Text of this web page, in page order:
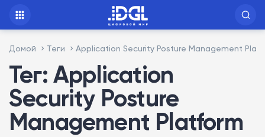
Домой Теги Application Security Posture Management
Тег: Application
Security Posture
Management Platform